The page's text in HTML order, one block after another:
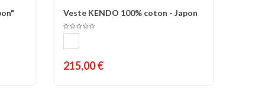
Comparer Liste d'envies
Veste KENDO 100% coton - Japon
215,00 €